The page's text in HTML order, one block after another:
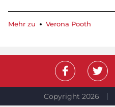
Mehr zu Verona Pooth
Copyright 2026